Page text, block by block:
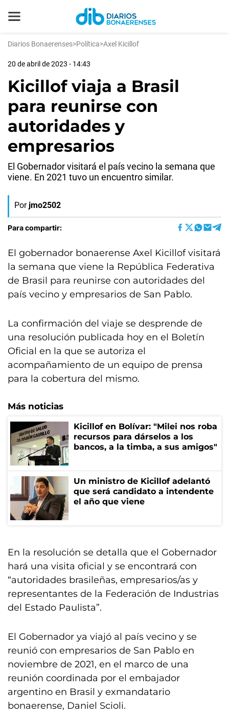
Diarios Bonaerenses>Política>Axel Kicillof
20 de abril de 2023 - 14:43
Kicillof viaja a Brasil
para reunirse con
autoridades y
empresarios
El Gobernador visitará el país vecino la semana que
viene. En 2021 tuvo un encuentro similar.
Por jmo2502
Para compartir:
El gobernador bonaerense Axel Kicillof visitará
la semana que viene la República Federativa
de Brasil para reunirse con autoridades del
país vecino y empresarios de San Pablo.
La confirmación del viaje se desprende de
una resolución publicada hoy en el Boletín
Oficial en la que se autoriza el
acompañamiento de un equipo de prensa
para la cobertura del mismo.
Más noticias
Kicillof en Bolívar: "Milei nos roba
recursos para dárselos a los
bancos, a la timba, a sus amigos"
Un ministro de Kicillof adelantó
que será candidato a intendente
el año que viene
En la resolución se detalla que el Gobernador
hará una visita oficial y se encontrará con
“autoridades brasileñas, empresarios/as y
representantes de la Federación de Industrias
del Estado Paulista”.
El Gobernador ya viajó al país vecino y se
reunió con empresarios de San Pablo en
noviembre de 2021, en el marco de una
reunión coordinada por el embajador
argentino en Brasil y exmandatario
bonaerense, Daniel Scioli.